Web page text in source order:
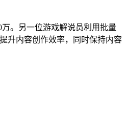
。另一位游戏解说员利用批量
升内容创作效率，同时保持内容